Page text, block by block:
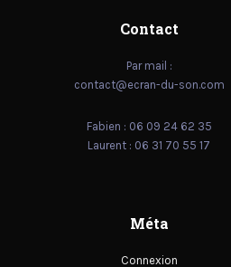
Contact
Par mail :
contact@ecran-du-son.com
Fabien : 06 09 24 62 35
Laurent : 06 31 70 55 17
Méta
Connexion